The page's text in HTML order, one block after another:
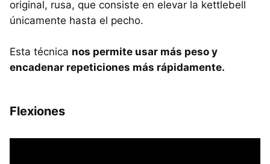
original, rusa, que consiste en elevar la kettlebell
únicamente hasta el pecho.
Esta técnica nos permite usar más peso y
encadenar repeticiones más rápidamente.
Flexiones